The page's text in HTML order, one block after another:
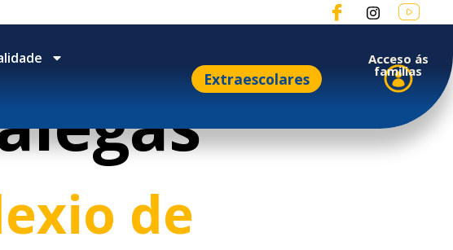
Extraescolares
Acceso ás
familias
de